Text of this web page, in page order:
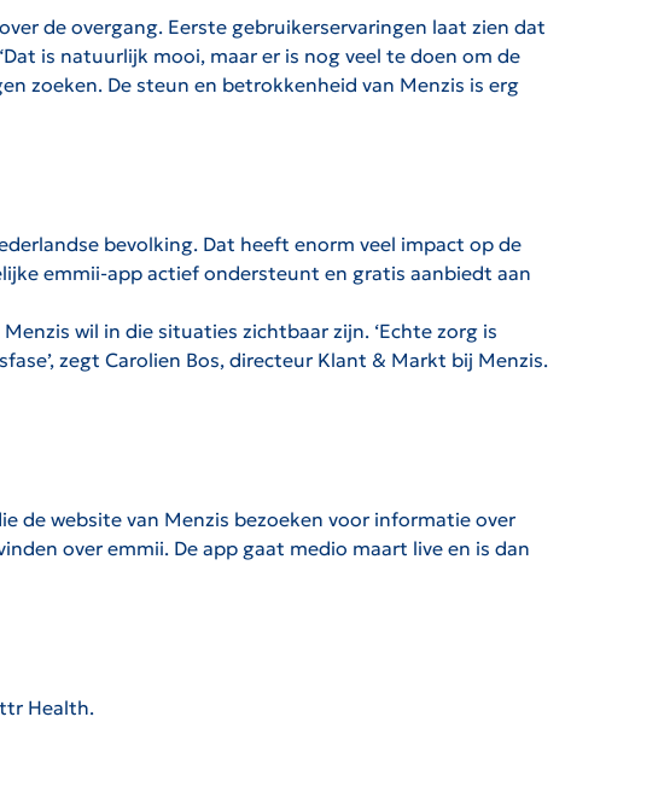
de overgang. Eerste gebruikerservaringen laat zien dat
is natuurlijk mooi, maar er is nog veel te doen om de
zoeken. De steun en betrokkenheid van Menzis is erg
bevolking. Dat heeft enorm veel impact op de
emmii-app actief ondersteunt en gratis aanbiedt aan
wil in die situaties zichtbaar zijn. ‘Echte zorg is
zegt Carolien Bos, directeur Klant & Markt bij Menzis.
de website van Menzis bezoeken voor informatie over
over emmii. De app gaat medio maart live en is dan
Health.